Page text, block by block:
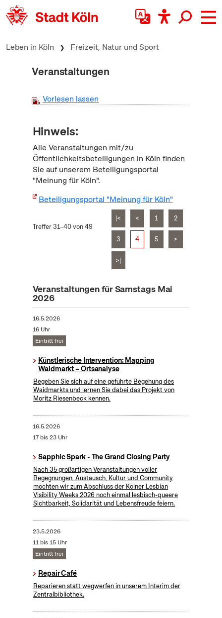
zum Inhalt springen
Leben in Köln Freizeit, Natur und Sport
Veranstaltungen
Vorlesen lassen
Hinweis:
Alle Veranstaltungen mit/zu
Öffentlichkeitsbeteiligungen in Köln finden
Sie auf unserem Beteiligungsportal
"Meinung für Köln".
Beteiligungsportal "Meinung für Köln"
Treffer 31–40 von 49
|< < 1 2
3 4 5 >
>|
Veranstaltungen für Samstags Mai
2026
16.5.2026
16 Uhr
Eintritt frei
Künstlerische Intervention: Mapping
Waidmarkt – Ortsanalyse
Begeben Sie sich auf eine geführte Begehung des
Waidmarkts und lernen Sie dabei das Projekt von
Moritz Riesenbeck kennen.
16.5.2026
17 bis 23 Uhr
Sapphic Spark - The Grand Closing Party
Nach 35 großartigen Veranstaltungen voller
Begegnungen, Austausch, Kultur und Community
möchten wir zum Abschluss der Kölner Lesbian
Visibility Weeks 2026 noch einmal lesbisch-queere
Sichtbarkeit, Solidarität und Lebensfreude feiern.
23.5.2026
11 bis 15 Uhr
Eintritt frei
Repair Café
Reparieren statt wegwerfen in unserem Interim der
Zentralbibliothek.